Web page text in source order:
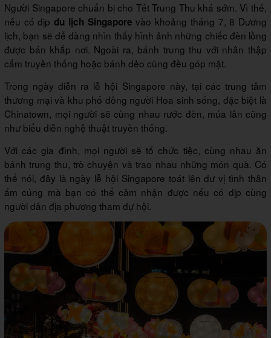
Người Singapore chuẩn bị cho Tết Trung Thu khá sớm. Vì thế,
nếu có dịpdu lịch Singapore vào khoảng tháng 7, 8 Dương
lịch, bạn sẽ dễ dàng nhìn thấy hình ảnh những chiếc đèn lồng
được bán khắp nơi. Ngoài ra, bánh trung thu với nhân thập
cẩm truyền thống hoặc bánh dẻo cũng đều góp mặt.
Trong ngày diễn ra lễ hội Singapore này, tại các trung tâm
thương mại và khu phố đông người Hoa sinh sống, đặc biệt là
Chinatown, mọi người sẽ cùng nhau rước đèn, múa lân cũng
như biểu diễn nghệ thuật truyền thống.
Với các gia đình, mọi người sẽ tổ chức tiệc, cùng nhau ăn
bánh trung thu, trò chuyện và trao nhau những món quà. Có
thể nói, đây là ngày lễ hội Singapore toát lên dư vị tình thân
ấm cúng mà bạn có thể cảm nhận được nếu có dịp cùng
người dân địa phương tham dự hội.